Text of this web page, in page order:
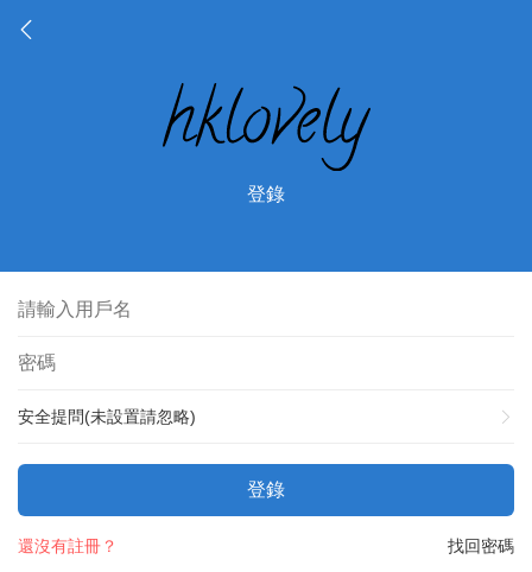
登錄
安全提問(未設置請忽略)
登錄
找回密碼
還沒有註冊？